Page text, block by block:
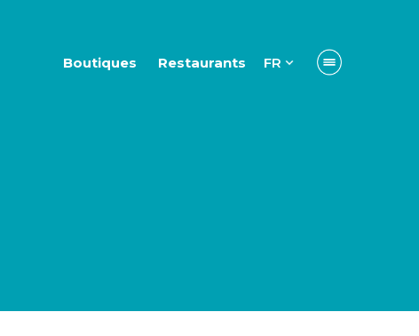
Boutiques Restaurants FR